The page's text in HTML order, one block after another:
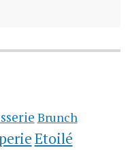
Brunch
Etoilé